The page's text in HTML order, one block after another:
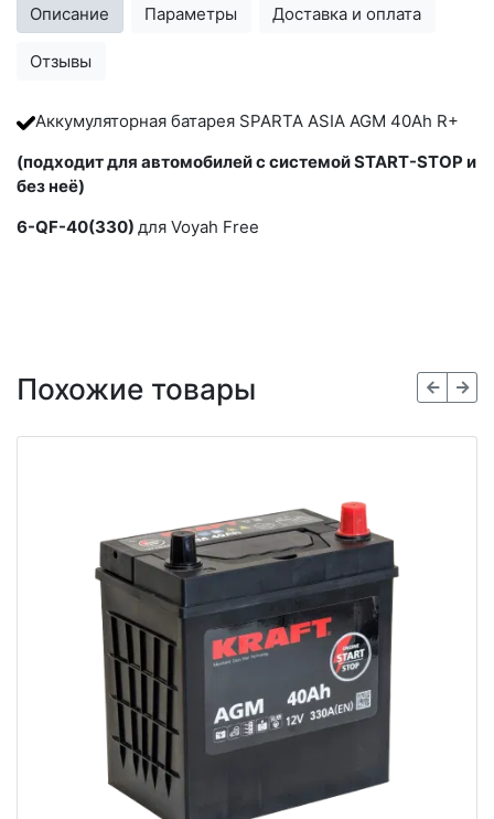
Описание Параметры Доставка и оплата
Отзывы
Аккумуляторная батарея SPARTA ASIA AGM 40Ah R+
(подходит для автомобилей с системой START-STOP и
без неё)
6-QF-40(330) для Voyah Free
Похожие товары